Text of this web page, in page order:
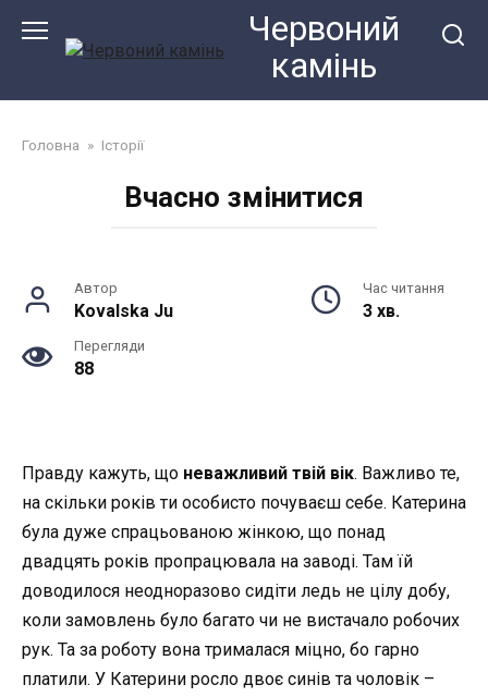
Червоний
камiнь
Головна » Історії
Вчасно змінитися
Автор
Kovalska Ju
Час читання
3 хв.
Перегляди
88
Правду кажуть, що неважливий твій вік. Важливо те,
на скільки років ти особисто почуваєш себе. Катерина
була дуже спрацьованою жінкою, що понад
двадцять років пропрацювала на заводі. Там їй
доводилося неодноразово сидіти ледь не цілу добу,
коли замовлень було багато чи не вистачало робочих
рук. Та за роботу вона трималася міцно, бо гарно
платили. У Катерини росло двоє синів та чоловік –